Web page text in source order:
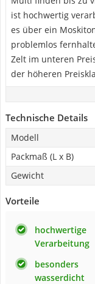
ist hochwertig
es über ein
problemlos
Zelt im unteren
der höheren
Technische Details
Modell
Packmaß (L x B)
Gewicht
Vorteile
hochwertige
Verarbeitung
besonders
wasserdicht